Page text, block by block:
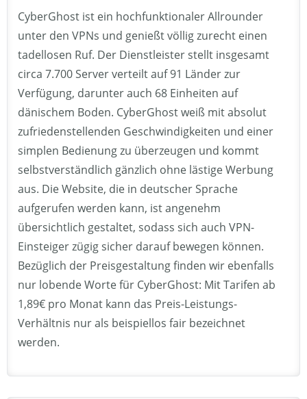
CyberGhost ist ein hochfunktionaler Allrounder
unter den VPNs und genießt völlig zurecht einen
tadellosen Ruf. Der Dienstleister stellt insgesamt
circa 7.700 Server verteilt auf 91 Länder zur
Verfügung, darunter auch 68 Einheiten auf
dänischem Boden. CyberGhost weiß mit absolut
zufriedenstellenden Geschwindigkeiten und einer
simplen Bedienung zu überzeugen und kommt
selbstverständlich gänzlich ohne lästige Werbung
aus. Die Website, die in deutscher Sprache
aufgerufen werden kann, ist angenehm
übersichtlich gestaltet, sodass sich auch VPN-
Einsteiger zügig sicher darauf bewegen können.
Bezüglich der Preisgestaltung finden wir ebenfalls
nur lobende Worte für CyberGhost: Mit Tarifen ab
1,89€ pro Monat kann das Preis-Leistungs-
Verhältnis nur als beispiellos fair bezeichnet
werden.